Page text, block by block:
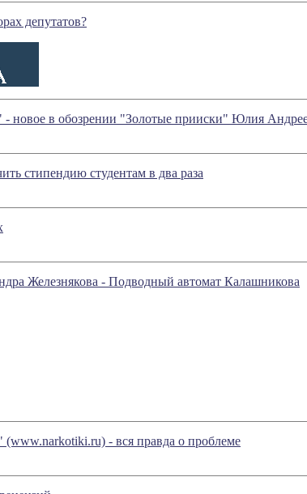
депутатов?
- новое в обозрении "Золотые прииски" Юлия
стипендию студентам в два раза
Железнякова - Подводный автомат Калашникова
- вся правда о проблеме